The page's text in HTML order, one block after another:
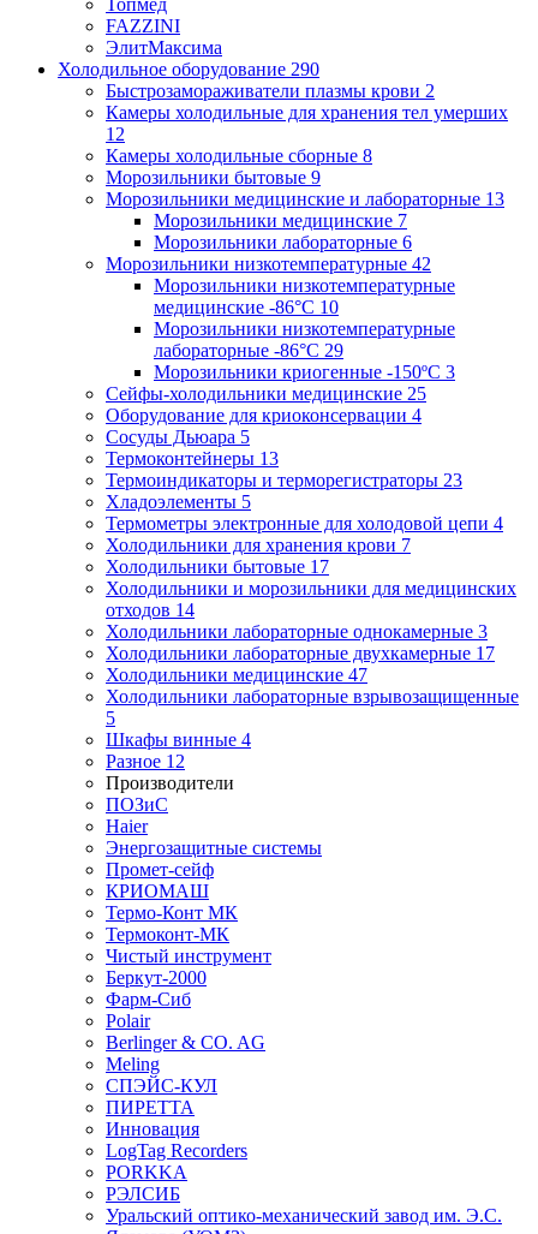
FAZZINI
ЭлитМаксима
Холодильное оборудование 290
Быстрозамораживатели плазмы крови 2
Камеры холодильные для хранения тел умерших
12
Камеры холодильные сборные 8
Морозильники бытовые 9
Морозильники медицинские и лабораторные 13
Морозильники медицинские 7
Морозильники лабораторные 6
Морозильники низкотемпературные 42
Морозильники низкотемпературные
медицинские -86°С 10
Морозильники низкотемпературные
лабораторные -86°С 29
Морозильники криогенные -150ºC 3
Сейфы-холодильники медицинские 25
Оборудование для криоконсервации 4
Сосуды Дьюара 5
Термоконтейнеры 13
Термоиндикаторы и терморегистраторы 23
Хладоэлементы 5
Термометры электронные для холодовой цепи 4
Холодильники для хранения крови 7
Холодильники бытовые 17
Холодильники и морозильники для медицинских
отходов 14
Холодильники лабораторные однокамерные 3
Холодильники лабораторные двухкамерные 17
Холодильники медицинские 47
Холодильники лабораторные взрывозащищенные
5
Шкафы винные 4
Разное 12
Производители
ПОЗиС
Haier
Энергозащитные системы
Промет-сейф
КРИОМАШ
Термо-Конт МК
Термоконт-МК
Чистый инструмент
Беркут-2000
Фарм-Сиб
Polair
Berlinger & CO. AG
Meling
СПЭЙС-КУЛ
ПИРЕТТА
Инновация
LogTag Recorders
PORKKA
РЭЛСИБ
Уральский оптико-механический завод им. Э.С.